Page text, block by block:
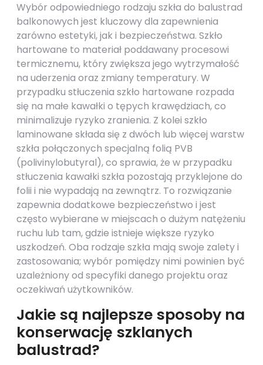
Wybór odpowiedniego rodzaju szkła do balustrad
balkonowych jest kluczowy dla zapewnienia
zarówno estetyki, jak i bezpieczeństwa. Szkło
hartowane to materiał poddawany procesowi
termicznemu, który zwiększa jego wytrzymałość
na uderzenia oraz zmiany temperatury. W
przypadku stłuczenia szkło hartowane rozpada
się na małe kawałki o tępych krawędziach, co
minimalizuje ryzyko zranienia. Z kolei szkło
laminowane składa się z dwóch lub więcej warstw
szkła połączonych specjalną folią PVB
(polivinylobutyral), co sprawia, że w przypadku
stłuczenia kawałki szkła pozostają przyklejone do
folii i nie wypadają na zewnątrz. To rozwiązanie
zapewnia dodatkowe bezpieczeństwo i jest
często wybierane w miejscach o dużym natężeniu
ruchu lub tam, gdzie istnieje większe ryzyko
uszkodzeń. Oba rodzaje szkła mają swoje zalety i
zastosowania; wybór pomiędzy nimi powinien być
uzależniony od specyfiki danego projektu oraz
oczekiwań użytkowników.
Jakie są najlepsze sposoby na
konserwację szklanych
balustrad?